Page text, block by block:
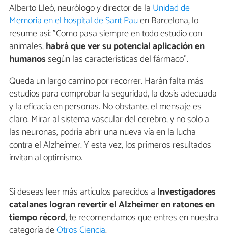
Alberto Lleó, neurólogo y director de la Unidad de
Memoria en el hospital de Sant Pauen Barcelona, lo
resume así: "Como pasa siempre en todo estudio con
animales,habrá que ver su potencial aplicación en
humanossegún las características del fármaco".
Queda un largo camino por recorrer. Harán falta más
estudios para comprobar la seguridad, la dosis adecuada
y la eficacia en personas. No obstante, el mensaje es
claro. Mirar al sistema vascular del cerebro, y no solo a
las neuronas, podría abrir una nueva vía en la lucha
contra el Alzheimer. Y esta vez, los primeros resultados
invitan al optimismo.
Si deseas leer más artículos parecidos a Investigadores
catalanes logran revertir el Alzheimer en ratones en
tiempo récord, te recomendamos que entres en nuestra
categoría deOtros Ciencia.